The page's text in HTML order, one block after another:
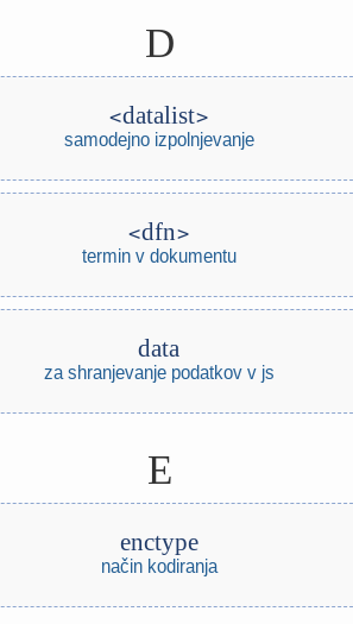
D
datalist
samodejno izpolnjevanje
dfn
termin v dokumentu
data
za shranjevanje podatkov v js
E
enctype
način kodiranja